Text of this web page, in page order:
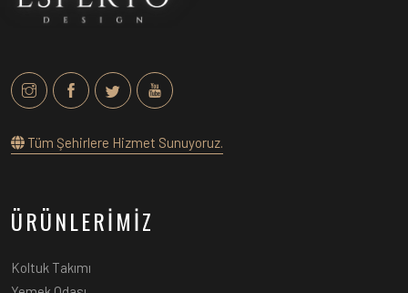
Tüm Şehirlere Hizmet Sunuyoruz.
ÜRÜNLERİMİZ
Koltuk Takımı